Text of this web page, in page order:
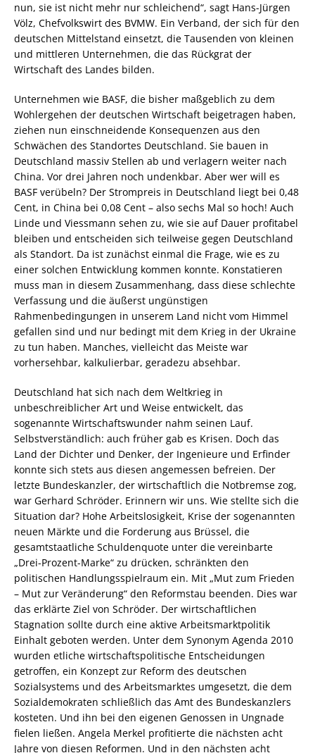
nun, sie ist nicht mehr nur schleichend“, sagt Hans-Jürgen
Völz, Chefvolkswirt des BVMW. Ein Verband, der sich für den
deutschen Mittelstand einsetzt, die Tausenden von kleinen
und mittleren Unternehmen, die das Rückgrat der
Wirtschaft des Landes bilden.
Unternehmen wie BASF, die bisher maßgeblich zu dem
Wohlergehen der deutschen Wirtschaft beigetragen haben,
ziehen nun einschneidende Konsequenzen aus den
Schwächen des Standortes Deutschland. Sie bauen in
Deutschland massiv Stellen ab und verlagern weiter nach
China. Vor drei Jahren noch undenkbar. Aber wer will es
BASF verübeln? Der Strompreis in Deutschland liegt bei 0,48
Cent, in China bei 0,08 Cent – also sechs Mal so hoch! Auch
Linde und Viessmann sehen zu, wie sie auf Dauer profitabel
bleiben und entscheiden sich teilweise gegen Deutschland
als Standort. Da ist zunächst einmal die Frage, wie es zu
einer solchen Entwicklung kommen konnte. Konstatieren
muss man in diesem Zusammenhang, dass diese schlechte
Verfassung und die äußerst ungünstigen
Rahmenbedingungen in unserem Land nicht vom Himmel
gefallen sind und nur bedingt mit dem Krieg in der Ukraine
zu tun haben. Manches, vielleicht das Meiste war
vorhersehbar, kalkulierbar, geradezu absehbar.
Deutschland hat sich nach dem Weltkrieg in
unbeschreiblicher Art und Weise entwickelt, das
sogenannte Wirtschaftswunder nahm seinen Lauf.
Selbstverständlich: auch früher gab es Krisen. Doch das
Land der Dichter und Denker, der Ingenieure und Erfinder
konnte sich stets aus diesen angemessen befreien. Der
letzte Bundeskanzler, der wirtschaftlich die Notbremse zog,
war Gerhard Schröder. Erinnern wir uns. Wie stellte sich die
Situation dar? Hohe Arbeitslosigkeit, Krise der sogenannten
neuen Märkte und die Forderung aus Brüssel, die
gesamtstaatliche Schuldenquote unter die vereinbarte
„Drei-Prozent-Marke“ zu drücken, schränkten den
politischen Handlungsspielraum ein. Mit „Mut zum Frieden
– Mut zur Veränderung“ den Reformstau beenden. Dies war
das erklärte Ziel von Schröder. Der wirtschaftlichen
Stagnation sollte durch eine aktive Arbeitsmarktpolitik
Einhalt geboten werden. Unter dem Synonym Agenda 2010
wurden etliche wirtschaftspolitische Entscheidungen
getroffen, ein Konzept zur Reform des deutschen
Sozialsystems und des Arbeitsmarktes umgesetzt, die dem
Sozialdemokraten schließlich das Amt des Bundeskanzlers
kosteten. Und ihn bei den eigenen Genossen in Ungnade
fielen ließen. Angela Merkel profitierte die nächsten acht
Jahre von diesen Reformen. Und in den nächsten acht